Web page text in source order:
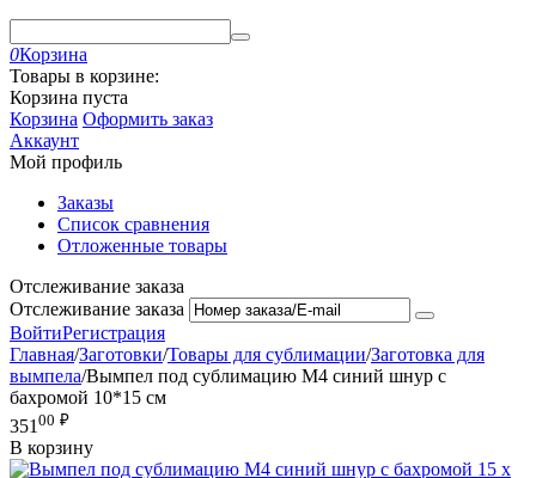
0Корзина
Товары в корзине:
Корзина пуста
Корзина Оформить заказ
Аккаунт
Мой профиль
Заказы
Список сравнения
Отложенные товары
Отслеживание заказа
Отслеживание заказа
ВойтиРегистрация
Главная/Заготовки/Товары для сублимации/Заготовка для
вымпела/Вымпел под сублимацию М4 синий шнур с
бахромой 10*15 см
351 00 ₽
В корзину